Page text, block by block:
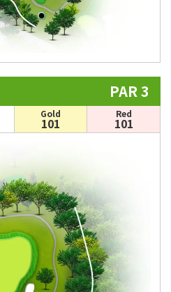
PAR 3
Gold
101
Red
101